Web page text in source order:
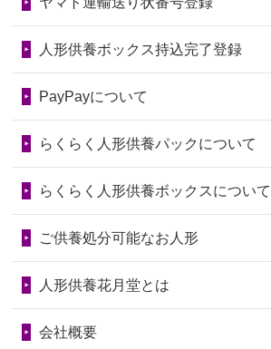
2026/06/28きちんと供養していただ
ので、お願...
いたことが...
2026/06/28老後のことを考え体力の
2026/06/28人形たちに これまで本
天...
2026/06/24今は亡き両親が孫（私の
句に贈って...
2024/01/04ガラスケースは外しても
第76回人形供養祭令和7年2月28日
第75回人形供養祭令和7年1月17日
第73回人形供養祭令和6年10月17
第71回人形供養祭令和6年8月1日(
第70回人形供養祭令和6年6月21日
第68回人形供養祭令和6年3月22
人形供養ボックス持込完了登録
PayPayについて
らくらく人形供養パックについて
らくらく人形供養ボックスについて
ご供養処分可能なお人形
人形供養花月堂とは
会社概要